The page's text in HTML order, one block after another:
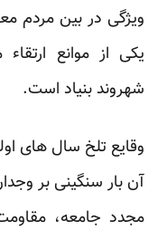
ویژگی در بین مردم
یکی از موانع
شهروند بنیاد است.
وقایع تلخ سال های
آن بار سنگینی بر
مجدد جامعه،